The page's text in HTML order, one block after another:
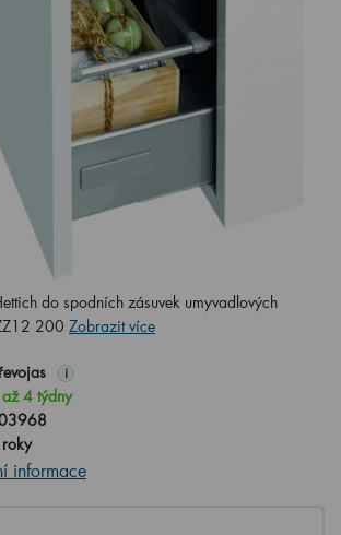
do spodních zásuvek umyvadlových
200 Zobrazit více
i
4 týdny
informace